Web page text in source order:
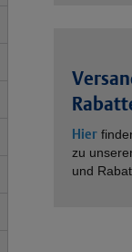
Hier
zu
und